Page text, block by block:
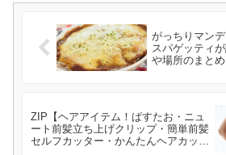
がっちりマン
スパゲッティ
や場所のまとめ
ZIP【ヘアアイテム！ぱすたお・ニュ
ート前髪立ち上げクリップ・簡単前髪
セルフカッター・かんたんヘアカット